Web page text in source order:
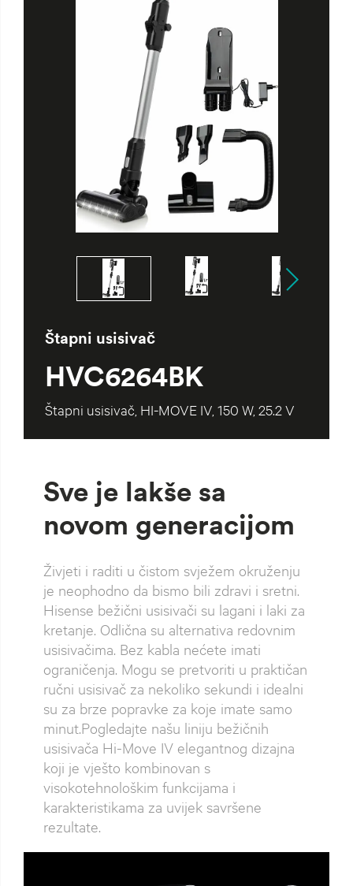
Štapni usisivač
HVC6264BK
Štapni usisivač, HI-MOVE IV, 150 W, 25.2 V
Sve je lakše sa
novom generacijom
Živjeti i raditi u čistom svježem okruženju
je neophodno da bismo bili zdravi i sretni.
Hisense bežični usisivači su lagani i laki za
kretanje. Odlična su alternativa redovnim
usisivačima. Bez kabla nećete imati
ograničenja. Mogu se pretvoriti u praktičan
ručni usisivač za nekoliko sekundi i idealni
su za brze popravke za koje imate samo
minut.Pogledajte našu liniju bežičnih
usisivača Hi-Move IV elegantnog dizajna
koji je vješto kombinovan s
visokotehnološkim funkcijama i
karakteristikama za uvijek savršene
rezultate.